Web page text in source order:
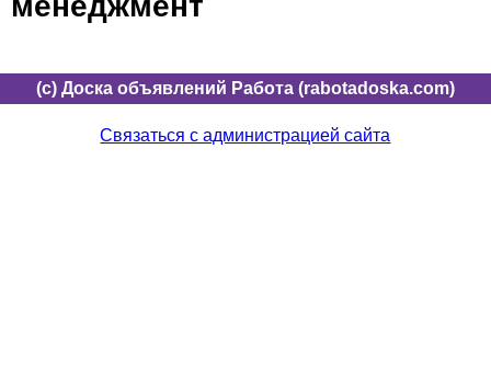
(c) Доска объявлений Работа (rabotadoska.com)
Связаться с администрацией сайта